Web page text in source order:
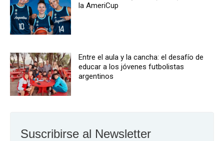
la AmeriCup
Entre el aula y la cancha: el desafío de
educar a los jóvenes futbolistas
argentinos
Suscribirse al Newsletter